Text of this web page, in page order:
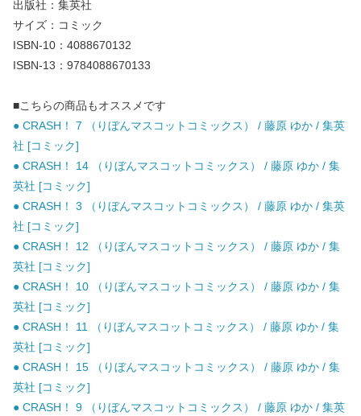
出版社：集英社
サイズ：コミック
ISBN-10：4088670132
ISBN-13：9784088670133
■こちらの商品もオススメです
● CRASH！ 7 （りぼんマスコットコミックス） / 藤原 ゆか / 集英
社 [コミック]
● CRASH！ 14 （りぼんマスコットコミックス） / 藤原 ゆか / 集
英社 [コミック]
● CRASH！ 3 （りぼんマスコットコミックス） / 藤原 ゆか / 集英
社 [コミック]
● CRASH！ 12 （りぼんマスコットコミックス） / 藤原 ゆか / 集
英社 [コミック]
● CRASH！ 10 （りぼんマスコットコミックス） / 藤原 ゆか / 集
英社 [コミック]
● CRASH！ 11 （りぼんマスコットコミックス） / 藤原 ゆか / 集
英社 [コミック]
● CRASH！ 15 （りぼんマスコットコミックス） / 藤原 ゆか / 集
英社 [コミック]
● CRASH！ 9 （りぼんマスコットコミックス） / 藤原 ゆか / 集英